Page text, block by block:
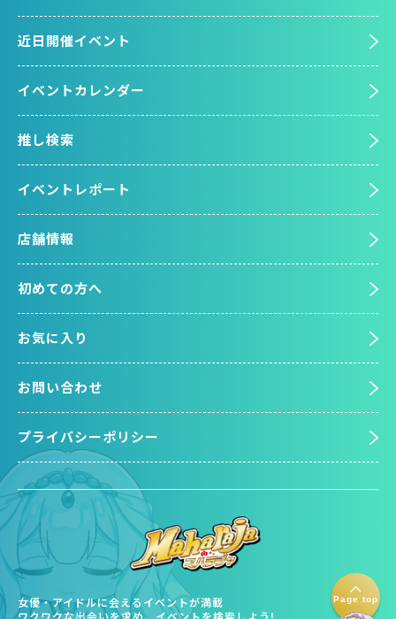
Page top
女優・アイドルに会えるイベントが満載
近日開催イベント
イベントカレンダー
推し検索
イベントレポート
店舗情報
初めての方へ
お気に入り
お問い合わせ
プライバシーポリシー